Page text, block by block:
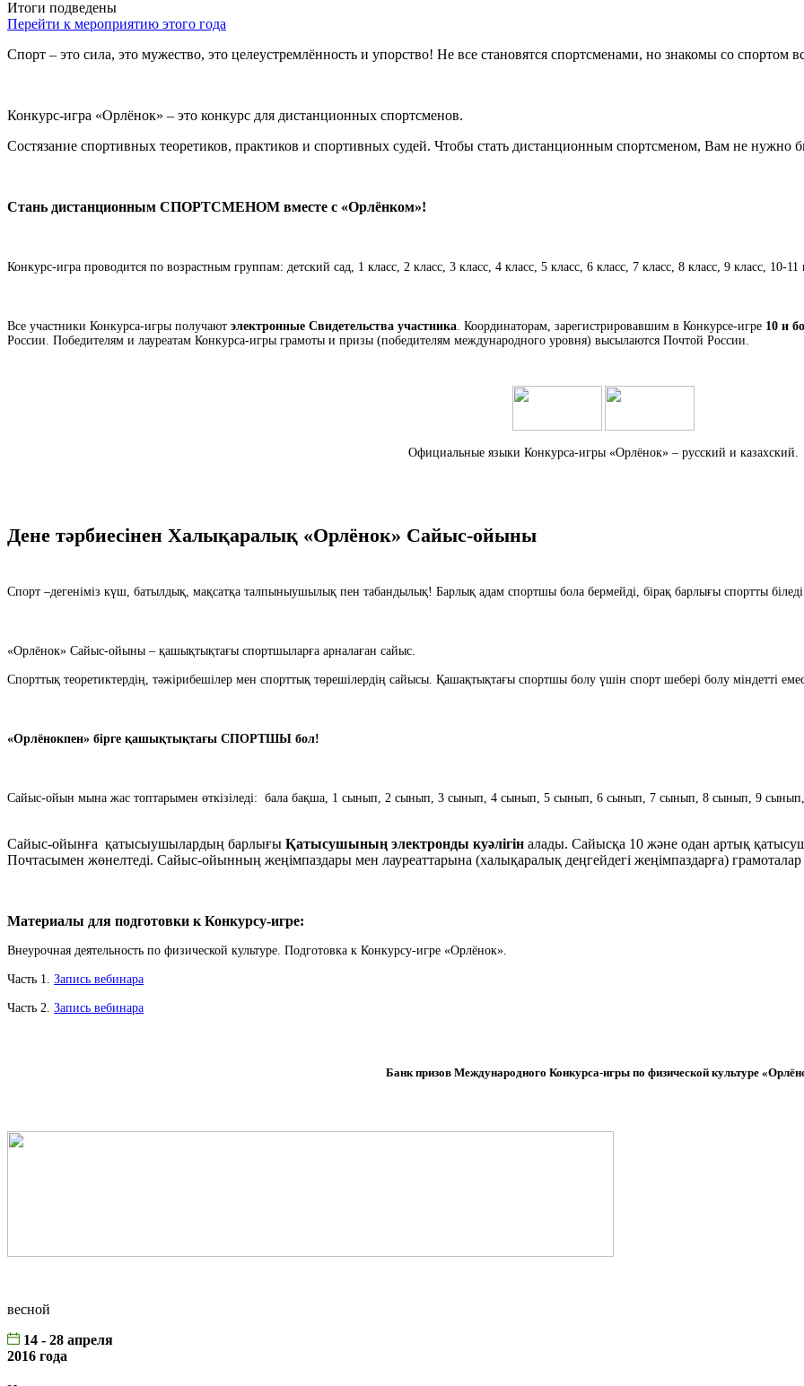
Итоги подведены
Перейти к мероприятию этого года
Спорт – это сила, это мужество, это целеустремлённость и упорство! Не все становятся спортсменами, но знакомы со спортом
Конкурс-игра «Орлёнок» – это конкурс для дистанционных спортсменов.
Состязание спортивных теоретиков, практиков и спортивных судей. Чтобы стать дистанционным спортсменом, Вам не нужно
Стань дистанционным СПОРТСМЕНОМ вместе с «Орлёнком»!
Конкурс-игра проводится по возрастным группам: детский сад, 1 класс, 2 класс, 3 класс, 4 класс, 5 класс, 6 класс, 7 класс, 8 класс, 9 класс, 10-
Все участники Конкурса-игры получают электронные Свидетельства участника. Координаторам, зарегистрировавшим в Конкурсе-игре 10 и
России. Победителям и лауреатам Конкурса-игры грамоты и призы (победителям международного уровня) высылаются Почтой России.
Официальные языки Конкурса-игры «Орлёнок» – русский и казахский.
Дене тәрбиесінен Халықаралық «Орлёнок» Сайыс-ойыны
Спорт –дегеніміз күш, батылдық, мақсатқа талпыныушылық пен табандылық! Барлық адам спортшы бола бермейді, бірақ барлығы спортты
«Орлёнок» Сайыс-ойыны – қашықтықтағы спортшыларға арналаған сайыс.
Спорттық теоретиктердің, тәжірибешілер мен спорттық төрешілердің сайысы. Қашақтықтағы спортшы болу үшін спорт шебері болу міндетті
«Орлёнокпен» бірге қашықтықтағы СПОРТШЫ бол!
Сайыс-ойын мына жас топтарымен өткізіледі: бала бақша, 1 сынып, 2 сынып, 3 сынып, 4 сынып, 5 сынып, 6 сынып, 7 сынып, 8 сынып, 9 сынып,
Сайыс-ойынға қатысыушылардың барлығы Қатысушының электронды куәлігін алады. Сайысқа 10 және одан артық
Почтасымен жөнелтеді. Сайыс-ойынның жеңімпаздары мен лауреаттарына (халықаралық деңгейдегі жеңімпаздарға)
Материалы для подготовки к Конкурсу-игре:
Внеурочная деятельность по физической культуре. Подготовка к Конкурсу-игре «Орлёнок».
Часть 1. Запись вебинара
Часть 2. Запись вебинара
Банк призов Международного Конкурса-игры по физической культуре
весной
14 - 28 апреля
2016 года